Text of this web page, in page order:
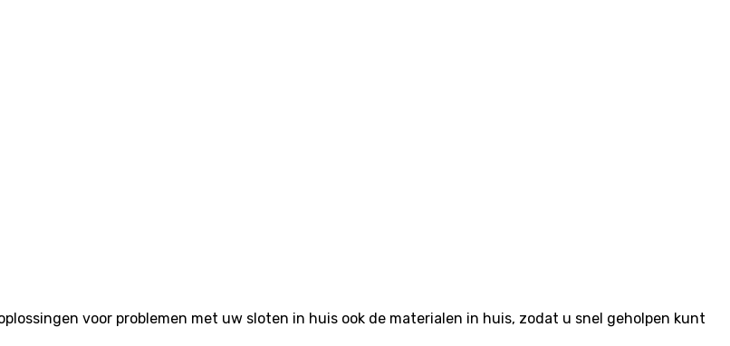
oplossingen voor problemen met uw sloten in huis ook de materialen in huis, zodat u snel geholpen kunt